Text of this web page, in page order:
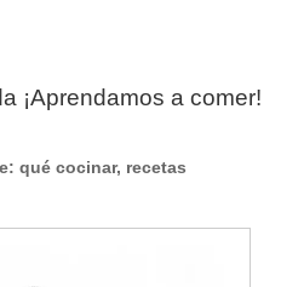
¡Aprendamos a comer!
qué cocinar, recetas